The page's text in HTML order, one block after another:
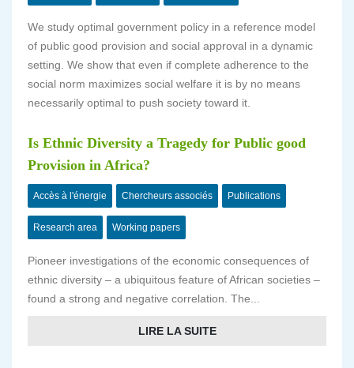
We study optimal government policy in a reference model
of public good provision and social approval in a dynamic
setting. We show that even if complete adherence to the
social norm maximizes social welfare it is by no means
necessarily optimal to push society toward it.
Is Ethnic Diversity a Tragedy for Public good
Provision in Africa?
Accès à l'énergie Chercheurs associés Publications
Research area Working papers
Pioneer investigations of the economic consequences of
ethnic diversity – a ubiquitous feature of African societies –
found a strong and negative correlation. The...
LIRE LA SUITE